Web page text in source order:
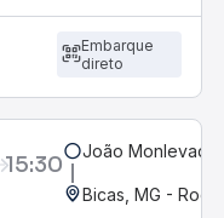
Embarque
direto
15:30 João
Bicas, MG -